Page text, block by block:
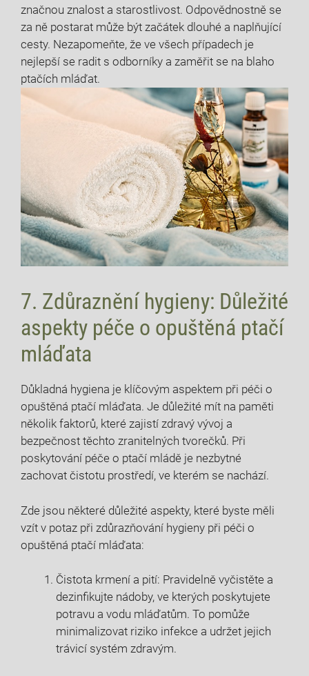
značnou znalost a starostlivost. Odpovědnostně se
za ně postarat může být začátek dlouhé a naplňující
cesty. Nezapomeňte, že ve všech případech je
nejlepší se radit s odborníky a zaměřit se na blaho
ptačích mláďat.
7. Zdůraznění hygieny: Důležité
aspekty péče o opuštěná ptačí
mláďata
Důkladná hygiena je klíčovým aspektem při péči o
opuštěná ptačí mláďata. Je důležité mít na paměti
několik faktorů, které zajistí zdravý vývoj a
bezpečnost těchto zranitelných tvorečků. Při
poskytování péče o ptačí mládě je nezbytné
zachovat čistotu prostředí, ve kterém se nachází.
Zde jsou některé důležité aspekty, které byste měli
vzít v potaz při zdůrazňování hygieny při péči o
opuštěná ptačí mláďata:
Čistota krmení a pití: Pravidelně vyčistěte a
dezinfikujte nádoby, ve kterých poskytujete
potravu a vodu mláďatům. To pomůže
minimalizovat riziko infekce a udržet jejich
trávicí systém zdravým.